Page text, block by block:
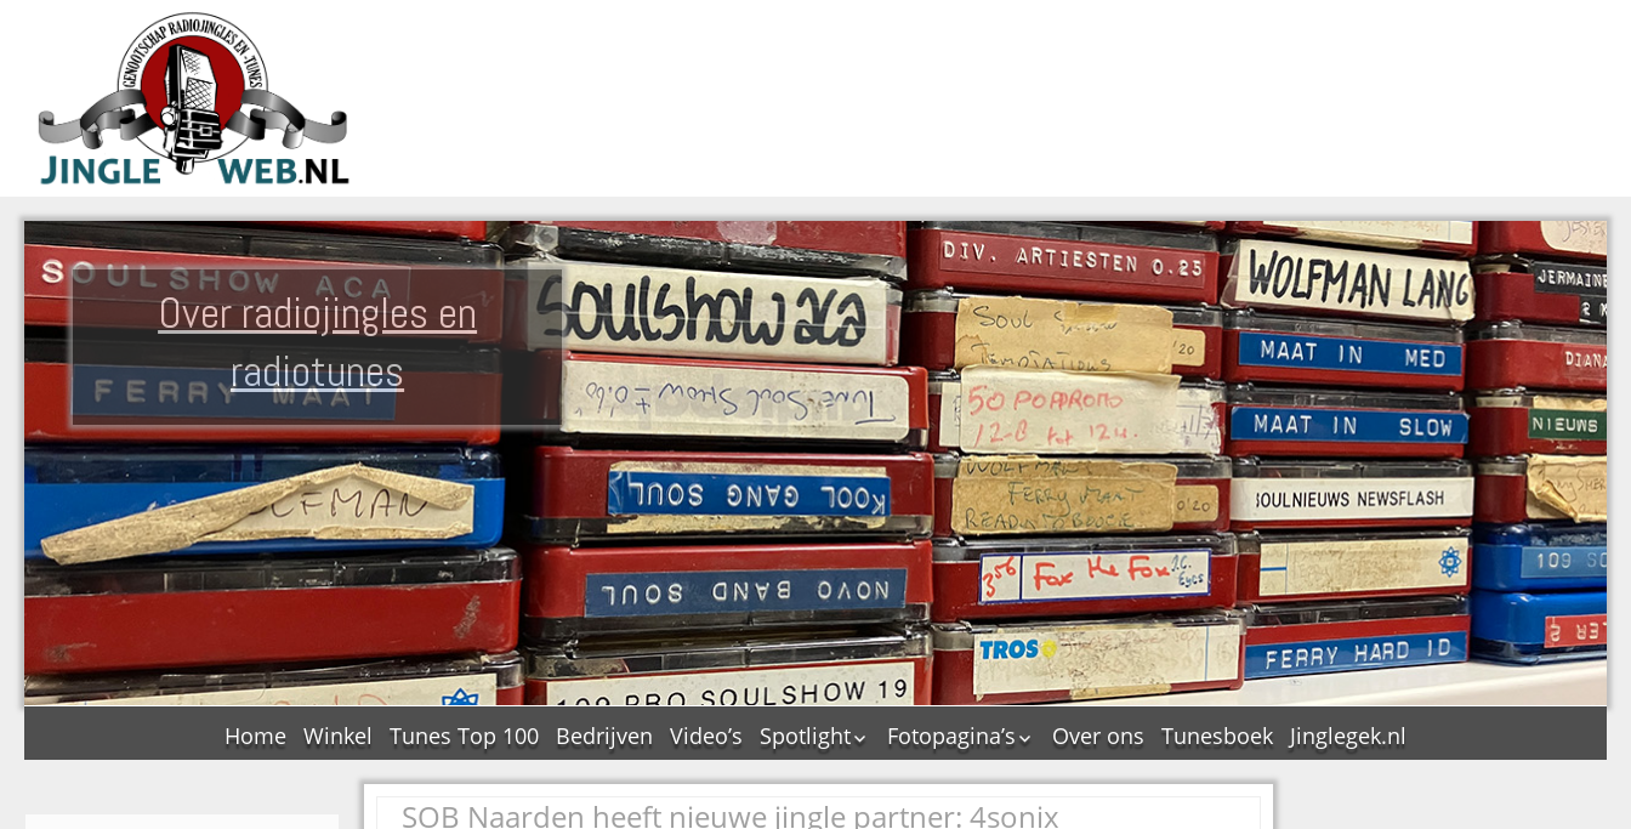
Over radiojingles en
radiotunes
Home Winkel Tunes Top 100 Bedrijven Video’s
Spotlight
De Tourflitsjingle –
wie zijn de makers?
Fotopagina’s
JAM in pictures
PAMS in pictures
Over ons Tunesboek Jinglegek.nl
SOB Naarden heeft nieuwe jingle partner: 4sonix